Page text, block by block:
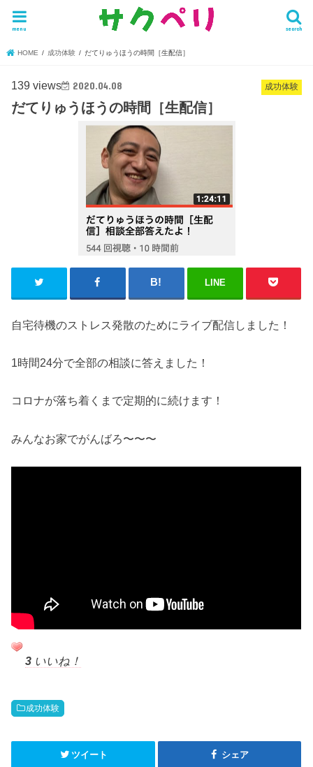
search
menu
HOME 成功体験 だてりゅうほうの時間［生配信］
成功体験
139 views 2020.04.08
だてりゅうほうの時間［生配信］
LINE
自宅待機のストレス発散のためにライブ配信しました！
1時間24分で全部の相談に答えました！
コロナが落ち着くまで定期的に続けます！
みんなお家でがんばろ〜〜〜
3 いいね！
成功体験
ツイート シェア